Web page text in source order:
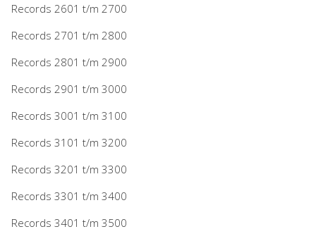
Records 2601 t/m 2700
Records 2701 t/m 2800
Records 2801 t/m 2900
Records 2901 t/m 3000
Records 3001 t/m 3100
Records 3101 t/m 3200
Records 3201 t/m 3300
Records 3301 t/m 3400
Records 3401 t/m 3500